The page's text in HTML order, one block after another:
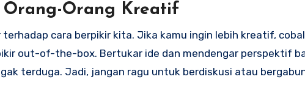
Orang-Orang Kreatif
cara berpikir kita. Jika kamu ingin lebih kreatif,
out-of-the-box. Bertukar ide dan mendengar perspektif
terduga. Jadi, jangan ragu untuk berdiskusi atau